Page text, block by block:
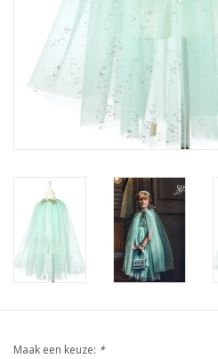
Theaterkostuums
Arlekino: Lessen,
Vakantiestages DANS &
Choreografie
Thema Pasen
Maak een keuze: *